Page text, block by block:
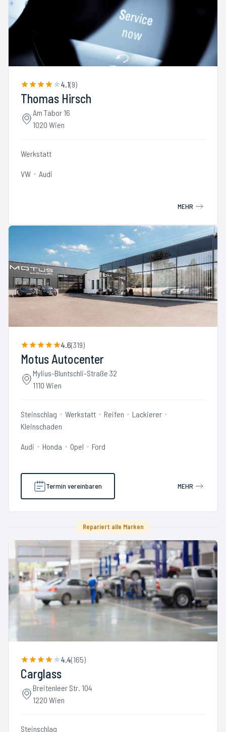
4.1(9)
Thomas Hirsch
Am Tabor 16
1020 Wien
Werkstatt
VW Audi
MEHR
4.6(319)
Motus Autocenter
Mylius-Bluntschli-Straße 32
1110 Wien
Steinschlag Werkstatt Reifen
Lackierer
Kleinschaden
Audi Honda Opel Ford
Termin vereinbaren MEHR
Repariert alle Marken
4.4(165)
Carglass
Breitenleer Str. 104
1220 Wien
Steinschlag